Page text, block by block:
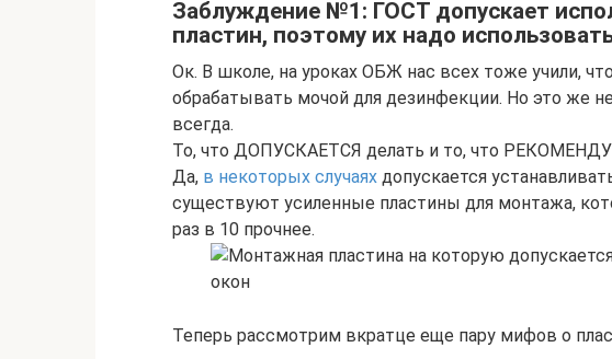
Заблуждение №1: ГОСТ допускает
пластин, поэтому их надо
Ок. В школе, на уроках ОБЖ нас всех тоже учили,
обрабатывать мочой для дезинфекции. Но это же
всегда.
То, что ДОПУСКАЕТСЯ делать и то, что
Да, в некоторых случаях допускается
существуют усиленные пластины для монтажа,
раз в 10 прочнее.
Теперь рассмотрим вкратце еще пару мифов о